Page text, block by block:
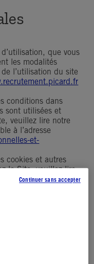
que vous
les modalités
l’utilisation du site
conditions dans
sont utilisées et
veuillez lire notre
à l’adresse
et-
cookies et autres
le Site, veuillez lire
accessible à
Continuer sans accepter